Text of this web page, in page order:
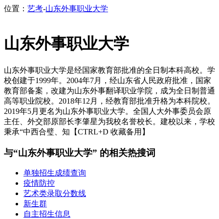
位置： 艺考-山东外事职业大学
山东外事职业大学
山东外事职业大学是经国家教育部批准的全日制本科高校。学
校创建于1999年。2004年7月，经山东省人民政府批准，国家
教育部备案，改建为山东外事翻译职业学院，成为全日制普通
高等职业院校。2018年12月，经教育部批准升格为本科院校。
2019年5月更名为山东外事职业大学。全国人大外事委员会原
主任、外交部原部长李肇星为我校名誉校长。建校以来，学校
秉承“中西合璧、知【CTRL+D 收藏备用】
与“山东外事职业大学” 的相关热搜词
单独招生成绩查询
疫情防控
艺术类录取分数线
新生群
自主招生信息